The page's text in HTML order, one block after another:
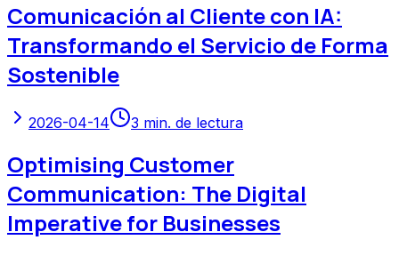
Comunicación al Cliente con IA:
Transformando el Servicio de Forma
Sostenible
2026-04-14 3 min. de lectura
Optimising Customer
Communication: The Digital
Imperative for Businesses